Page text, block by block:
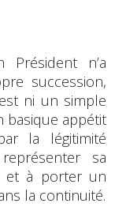
n’a
succession,
ni un simple
basique appétit
la légitimité
sa
et à porter un
la continuité.